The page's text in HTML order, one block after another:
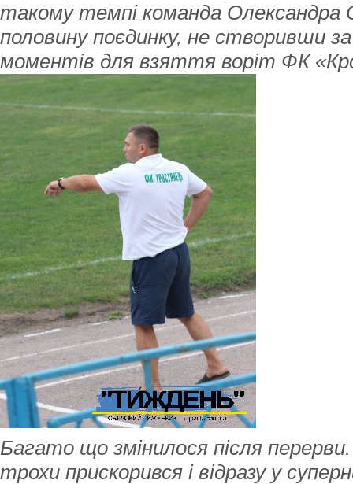
такому темпі команда Олександра
половину поєдинку, не створивши
моментів для взяття воріт ФК
Багато що змінилося після
трохи прискорився і відразу у